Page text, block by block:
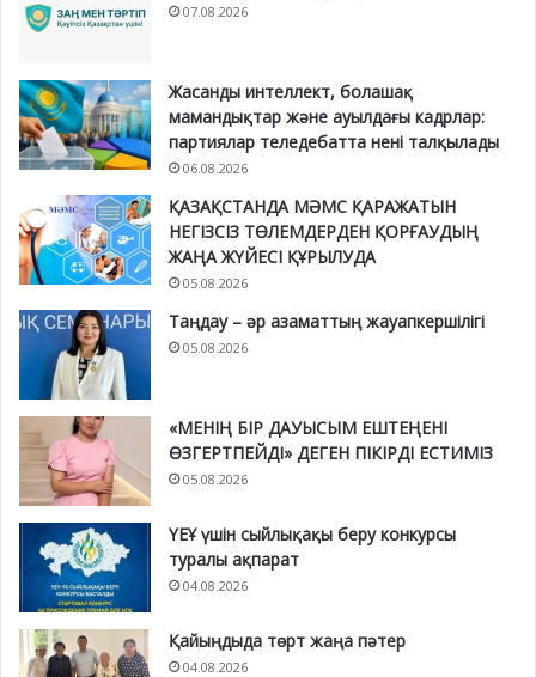
07.08.2026
Жасанды интеллект, болашақ
мамандықтар және ауылдағы кадрлар:
партиялар теледебатта нені талқылады
06.08.2026
ҚАЗАҚСТАНДА МӘМС ҚАРАЖАТЫН
НЕГІЗСІЗ ТӨЛЕМДЕРДЕН ҚОРҒАУДЫҢ
ЖАҢА ЖҮЙЕСІ ҚҰРЫЛУДА
05.08.2026
Таңдау – әр азаматтың жауапкершілігі
05.08.2026
«МЕНІҢ БІР ДАУЫСЫМ ЕШТЕҢЕНІ
ӨЗГЕРТПЕЙДІ» ДЕГЕН ПІКІРДІ ЕСТИМІЗ
05.08.2026
ҮЕҰ үшін сыйлықақы беру конкурсы
туралы ақпарат
04.08.2026
Қайыңдыда төрт жаңа пәтер
04.08.2026